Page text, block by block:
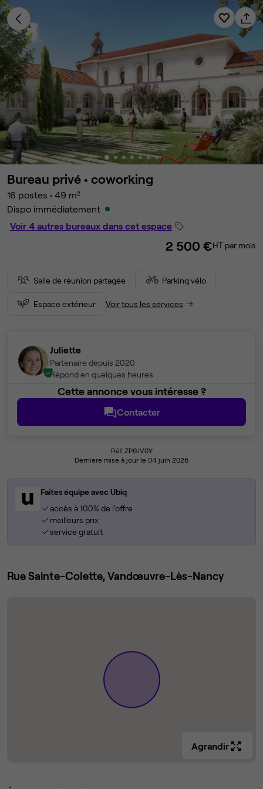
Bureau privé • coworking
16 postes • 49 m²
Dispo immédiatement
Voir 4 autres bureaux dans cet espace
2 500 €HT par mois
Salle de réunion partagée Parking vélo
Espace extérieur Voir tous les services
Juliette
Partenaire depuis 2020
Répond en quelques heures
Cette annonce vous intéresse ?
Contacter
Réf ZP6JV0Y
Dernière mise à jour le 04 juin 2026
Faites équipe avec Ubiq
accès à 100% de l'offre
meilleurs prix
service gratuit
Rue Sainte-Colette, Vandœuvre-Lès-Nancy
Agrandir